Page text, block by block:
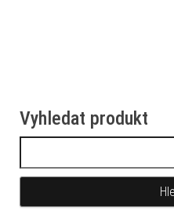
Vyhledat produkt